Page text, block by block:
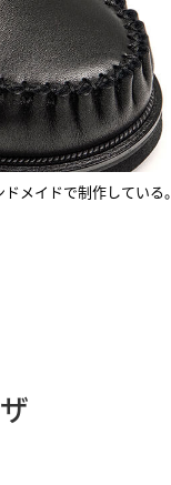
メイドで制作している。